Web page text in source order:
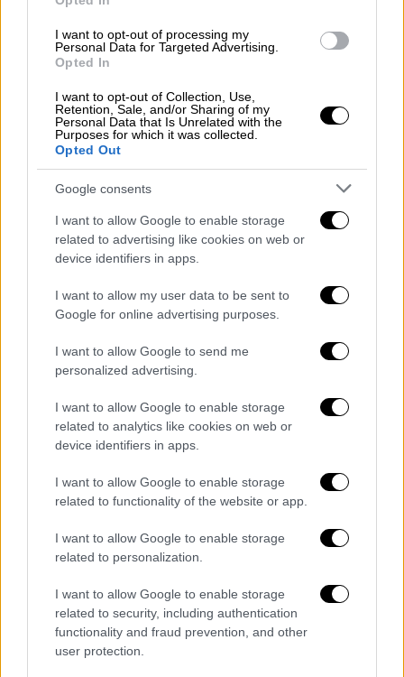
I want to opt-out of processing my
Personal Data for Targeted Advertising.
Opted In
I want to opt-out of Collection, Use,
Retention, Sale, and/or Sharing of my
Personal Data that Is Unrelated with the
Purposes for which it was collected.
Opted Out
Google consents
I want to allow Google to enable storage
related to advertising like cookies on web or
device identifiers in apps.
I want to allow my user data to be sent to
Google for online advertising purposes.
I want to allow Google to send me
personalized advertising.
I want to allow Google to enable storage
related to analytics like cookies on web or
device identifiers in apps.
I want to allow Google to enable storage
related to functionality of the website or app.
I want to allow Google to enable storage
related to personalization.
I want to allow Google to enable storage
related to security, including authentication
functionality and fraud prevention, and other
user protection.
περιγράφοντας τους Ιταλούς ως φασίστες,
μαφιόζους, σεξιστές και- επειδή κάποιοι
από τους παίκτες της Ίντερ είχαν εμπλακεί
Ιταλοί δημοσιογράφοι που είχαν ταξιδέψει
στη Χιλή υποχρεώθηκαν να αναχωρήσουν,
ενώ ένας Αργεντινός, που τον πέρασαν για
Ιταλό σε ένα μπαρ του Σαντιάγο,
ξυλοκοπήθηκε και νοσηλεύτηκε στο
νοσοκομείο!
Ιστορία|02.06.2021 10:34
Σαν σήμερα 2 Ιουνίου: 50 χρόνια πριν
ο Παναθηναϊκός αγωνίστηκε στον
τελικό του Γουέμπλεϊ με τον Άγιαξ
Από εκείνη την ημέρα
καθετί ιταλικό
προκαλούσε οργή στους χιλιανούς. Και
αναμέτρησης. Ο αγώνας ήταν σαν τεράστια
πυριτιδαποθήκη γεμάτη εκρηκτικά και...
αναμμένο δαυλό κρατούσε ο Άγγλος
διαιτητής Κένεθ Άστον. Στο 12ο
δευτερόλεπτο έγινε η πρώτη παρατήρηση
για φάουλ. Στο 12ο λεπτό ο Ιταλός μέσος